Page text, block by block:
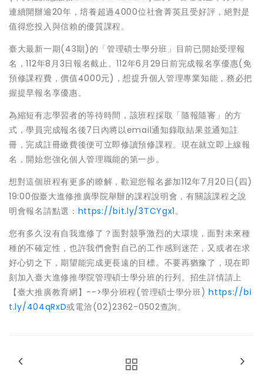
連續開辦逾20年，培養超過4000位社會菁英且受好評，絕對是
值得您投入與信賴的優質課程。
臺大最新一期(43期)的「管理碩士學分班」目前已開始受理報
名，112年8月3日報名截止。112年6月29日前完成報名享優惠(免
預修課程費，價值4000元)，想提升個人管理專業知能，務必把
握提早報名享優惠。
為縮短有志學習者的等待時間，該班程採取「隨報隨審」的方
式，學員完成報名後7日內將以email通知錄取結果並通知註
冊，完成註冊繳費後便可立即修讀預修課程。現在就立即上線報
名，開始您強化個人管理職能的第一步。
想對這個班程有更多的瞭解，歡迎您報名參加112年7月20日(四)
19:00假臺大進修推廣學院舉辦的課程說明會，有關該課程之說
明會報名請點選： https://bit.ly/3TCYgx1。
您有多久沒有自我進修了？面對競爭激烈的大環境，面對未來種
種的不確定性，也許我們會對自己的工作感到迷茫，又或者在求
好心切之下，期望能完成更長遠的目標。不要再猶豫了，現在即
刻加入臺大進修推學院管理碩士學分班的行列。招生詳情請上
【臺大推廣教育網】-->學分班程(管理碩士學分班)https://bi
t.ly/404qRxD或電洽(02)2362-0502查詢。